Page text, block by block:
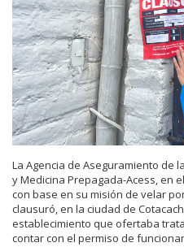
La Agencia de Aseguramiento de
y Medicina Prepagada-Acess, en
con base en su misión de velar
clausuró, en la ciudad de
establecimiento que ofertaba
contar con el permiso de